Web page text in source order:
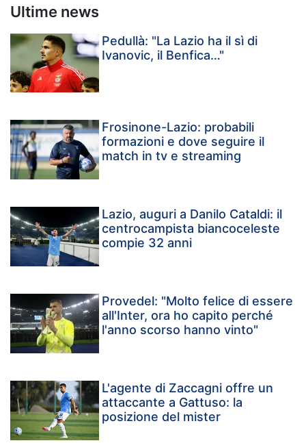
Ultime news
Pedullà: "La Lazio ha il sì di
Ivanovic, il Benfica…"
Frosinone-Lazio: probabili
formazioni e dove seguire il
match in tv e streaming
Lazio, auguri a Danilo Cataldi: il
centrocampista biancoceleste
compie 32 anni
Provedel: "Molto felice di essere
all'Inter, ora ho capito perché
l'anno scorso hanno vinto"
L'agente di Zaccagni offre un
attaccante a Gattuso: la
posizione del mister